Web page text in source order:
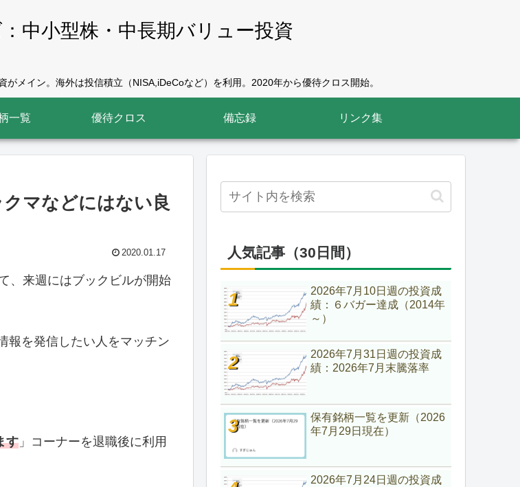
中小型株・中長期バリュー投資
メイン。海外は投信積立（NISA,iDeCoなど）を利用。2020年から優待クロス開始。
一覧 優待クロス 備忘録 リンク集
マなどにはない良
2020.01.17
、来週にはブックビルが開始
報を発信したい人をマッチン
す 」コーナーを退職後に利用
人気記事（30日間）
2026年7月10日週の投資成
績：６バガー達成（2014年
～）
2026年7月31日週の投資成
績：2026年7月末騰落率
保有銘柄一覧を更新（2026
年7月29日現在）
2026年7月24日週の投資成